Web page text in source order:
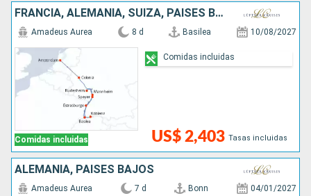
FRANCIA, ALEMANIA, SUIZA, PAISES BAJOS
Comidas incluidas
Amadeus Aurea 8 d Basilea 10/08/2027
US$ 2,403 Tasas incluidas
Comidas incluidas
ALEMANIA, PAISES BAJOS
Amadeus Aurea 7 d Bonn 04/01/2027